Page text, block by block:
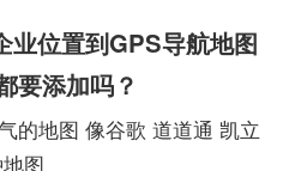
业位置到GPS导航地图
要添加吗？
的地图 像谷歌 道道通 凯立
图